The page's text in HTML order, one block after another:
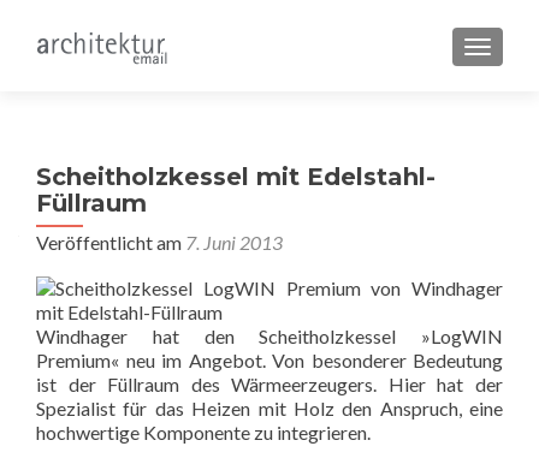
Scheitholzkessel mit Edelstahl-
Füllraum
Veröffentlicht am 7. Juni 2013
Windhager hat den Scheitholzkessel »LogWIN
Premium« neu im Angebot. Von besonderer Bedeutung
ist der Füllraum des Wärmeerzeugers. Hier hat der
Spezialist für das Heizen mit Holz den Anspruch, eine
hochwertige Komponente zu integrieren.